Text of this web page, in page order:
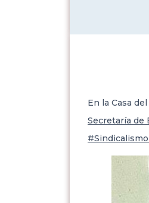
En la Casa
Secretaría de